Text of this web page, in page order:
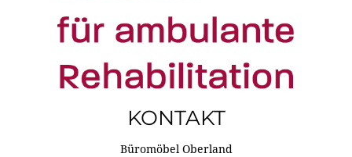
KONTAKT
Büromöbel Oberland